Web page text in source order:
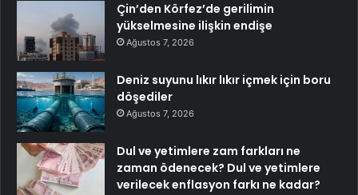
Çin’den Körfez’de gerilimin
yükselmesine ilişkin endişe
Ağustos 7, 2026
Deniz suyunu lıkır lıkır içmek için boru
döşediler
Ağustos 7, 2026
Dul ve yetimlere zam farkları ne
zaman ödenecek? Dul ve yetimlere
verilecek enflasyon farkı ne kadar?